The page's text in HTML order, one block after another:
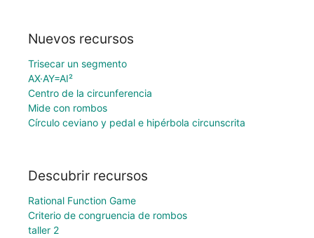
Nuevos recursos
Trisecar un segmento
AX·AY=AI²
Centro de la circunferencia
Mide con rombos
Círculo ceviano y pedal e hipérbola circunscrita
Descubrir recursos
Rational Function Game
Criterio de congruencia de rombos
taller 2